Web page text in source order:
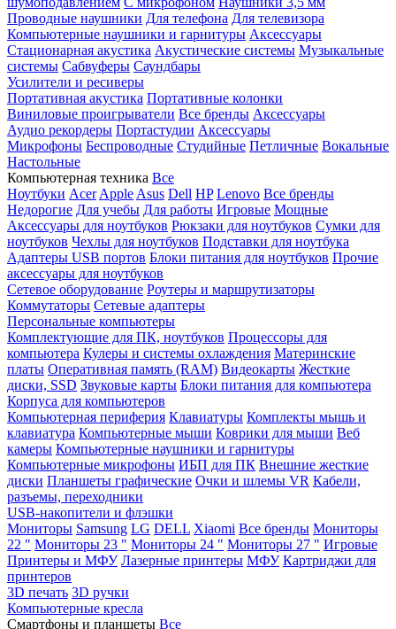
Проводные наушники Для телефона Для телевизора
Компьютерные наушники и гарнитуры Аксессуары
Стационарная акустика Акустические системы Музыкальные
системы Сабвуферы Саундбары
Усилители и ресиверы
Портативная акустика Портативные колонки
Виниловые проигрыватели Все бренды Аксессуары
Аудио рекордеры Портастудии Аксессуары
Микрофоны Беспроводные Студийные Петличные Вокальные
Настольные
Компьютерная техника Все
Ноутбуки Acer Apple Asus Dell HP Lenovo Все бренды
Недорогие Для учебы Для работы Игровые Мощные
Аксессуары для ноутбуков Рюкзаки для ноутбуков Сумки для
ноутбуков Чехлы для ноутбуков Подставки для ноутбука
Адаптеры USB портов Блоки питания для ноутбуков Прочие
аксессуары для ноутбуков
Сетевое оборудование Роутеры и маршрутизаторы
Коммутаторы Сетевые адаптеры
Персональные компьютеры
Комплектующие для ПК, ноутбуков Процессоры для
компьютера Кулеры и системы охлаждения Материнские
платы Оперативная память (RAM) Видеокарты Жесткие
диски, SSD Звуковые карты Блоки питания для компьютера
Корпуса для компьютеров
Компьютерная периферия Клавиатуры Комплекты мышь и
клавиатура Компьютерные мыши Коврики для мыши Веб
камеры Компьютерные наушники и гарнитуры
Компьютерные микрофоны ИБП для ПК Внешние жесткие
диски Планшеты графические Очки и шлемы VR Кабели,
разъемы, переходники
USB-накопители и флэшки
Мониторы Samsung LG DELL Xiaomi Все бренды Мониторы
22 " Мониторы 23 " Мониторы 24 " Мониторы 27 " Игровые
Принтеры и МФУ Лазерные принтеры МФУ Картриджи для
принтеров
3D печать 3D ручки
Компьютерные кресла
Смартфоны и планшеты Все